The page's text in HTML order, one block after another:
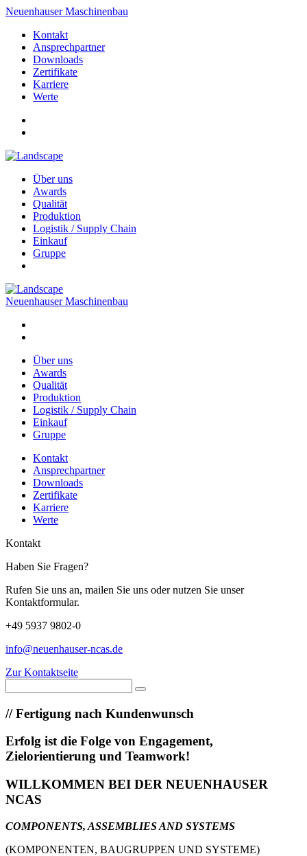
Neuenhauser Maschinenbau
Kontakt
Ansprechpartner
Downloads
Zertifikate
Karriere
Werte
Über uns
Awards
Qualität
Produktion
Logistik / Supply Chain
Einkauf
Gruppe
Neuenhauser Maschinenbau
Über uns
Awards
Qualität
Produktion
Logistik / Supply Chain
Einkauf
Gruppe
Kontakt
Ansprechpartner
Downloads
Zertifikate
Karriere
Werte
Kontakt
Haben Sie Fragen?
Rufen Sie uns an, mailen Sie uns oder nutzen Sie unser
Kontaktformular.
+49 5937 9802-0
info@neuenhauser-ncas.de
Zur Kontaktseite
//Fertigung nach Kundenwunsch
Erfolg ist die Folge von Engagement,
Zielorientierung und Teamwork!
WILLKOMMEN BEI DER NEUENHAUSER
NCAS
COMPONENTS, ASSEMBLIES AND SYSTEMS
(KOMPONENTEN, BAUGRUPPEN UND SYSTEME)